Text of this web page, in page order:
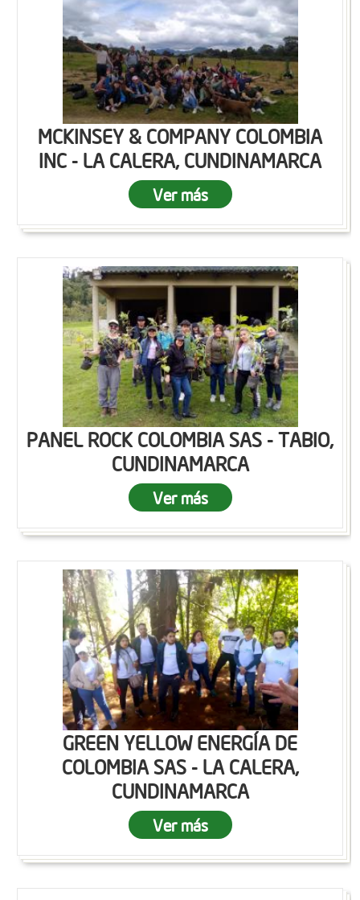
MCKINSEY & COMPANY COLOMBIA
INC - LA CALERA, CUNDINAMARCA
Ver más
PANEL ROCK COLOMBIA SAS - TABIO,
CUNDINAMARCA
Ver más
GREEN YELLOW ENERGÍA DE
COLOMBIA SAS - LA CALERA,
CUNDINAMARCA
Ver más